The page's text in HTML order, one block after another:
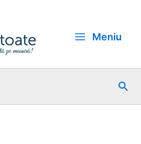
Meniu